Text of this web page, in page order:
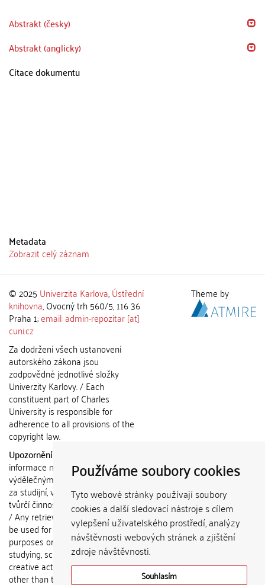
Používáme soubory cookies
Tyto webové stránky používají soubory
cookies a další sledovací nástroje s cílem
vylepšení uživatelského prostředí, analýzy
návštěvnosti webových stránek a zjištění
zdroje návštěvnosti.
Souhlasím
Abstrakt (česky)
Abstrakt (anglicky)
Citace dokumentu
Metadata
Zobrazit celý záznam
© 2025 Univerzita Karlova,Ústřední
knihovna, Ovocný trh 560/5, 116 36
Praha 1;email: admin-repozitar [at]
cuni.cz
Za dodržení všech ustanovení
autorského zákona jsou
zodpovědné jednotlivé složky
Univerzity Karlovy. / Each
constituent part of Charles
University is responsible for
adherence to all provisions of the
copyright law.
Upozornění / Notice:
informace nemohou být použity k
výdělečným účelům nebo vydávány
za studijní, vědeckou nebo jinou
tvůrčí činnost jiné osoby než autora.
/ Any retrieved information shall not
be used for any commercial
purposes or claimed as results of
studying, scientific or any other
creative activities of any person
other than the author.
Theme by